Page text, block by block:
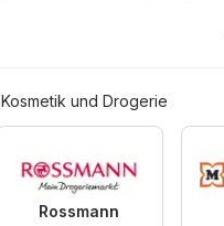
Kosmetik und Drogerie
Rossmann